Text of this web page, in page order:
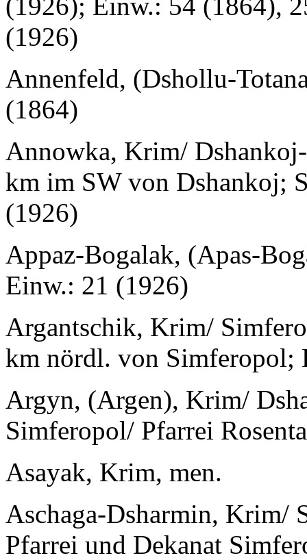
(1926)
Annenfeld, (Dshollu-
(1864)
Annowka, Krim/
km im SW von Dshankoj;
(1926)
Appaz-Bogalak, (Apas-
Einw.: 21 (1926)
Argantschik, Krim/
km nördl. von Simferopol;
Argyn, (Argen), Krim/
Simferopol/ Pfarrei
Asayak, Krim, men.
Aschaga-Dsharmin, Krim/
Pfarrei und Dekanat